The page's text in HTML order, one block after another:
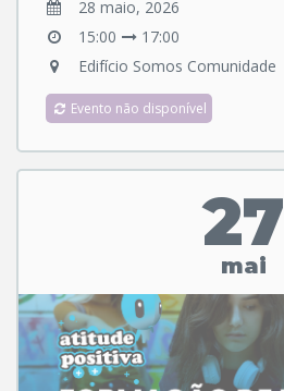
28 maio, 2026
15:00
17:00
Edifício Somos Comunidade
Evento não disponível
27
mai